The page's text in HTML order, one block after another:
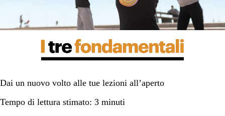
Dai un nuovo volto alle tue lezioni all’aperto
Tempo di lettura stimato: 3 minuti